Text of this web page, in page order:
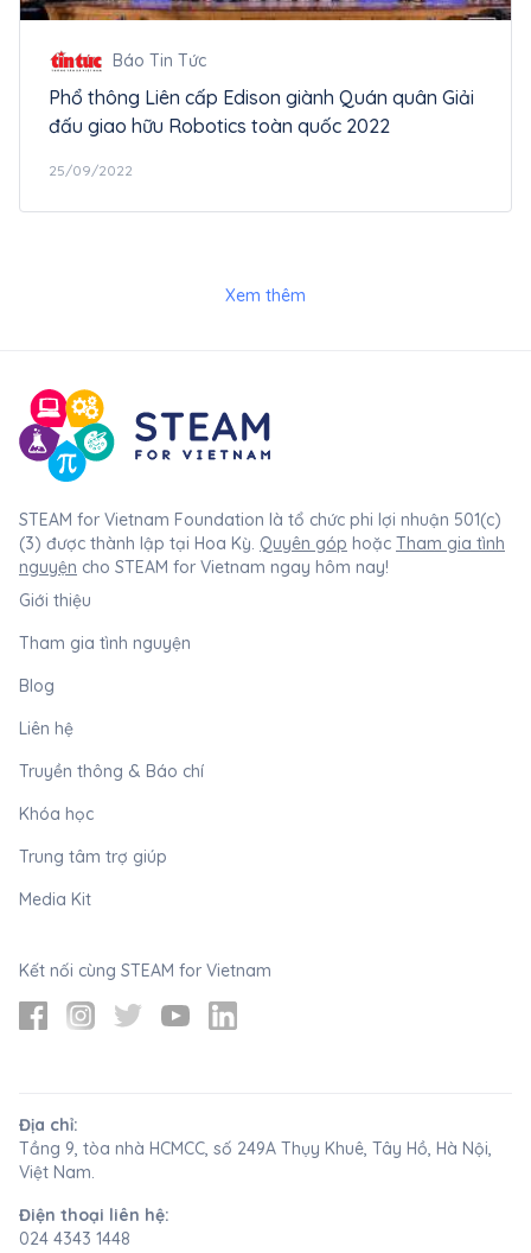
Báo Tin Tức
Phổ thông Liên cấp Edison giành Quán quân Giải
đấu giao hữu Robotics toàn quốc 2022
25/09/2022
Xem thêm
STEAM for Vietnam Foundation là tổ chức phi lợi nhuận 501(c)
(3) được thành lập tại Hoa Kỳ. Quyên góp hoặc Tham gia tình
nguyện cho STEAM for Vietnam ngay hôm nay!
Giới thiệu
Tham gia tình nguyện
Blog
Liên hệ
Truyền thông & Báo chí
Khóa học
Trung tâm trợ giúp
Media Kit
Kết nối cùng STEAM for Vietnam
Địa chỉ:
Tầng 9, tòa nhà HCMCC, số 249A Thụy Khuê, Tây Hồ, Hà Nội,
Việt Nam.
Điện thoại liên hệ:
024 4343 1448